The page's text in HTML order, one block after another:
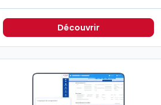
Dès TTC
Découvrir